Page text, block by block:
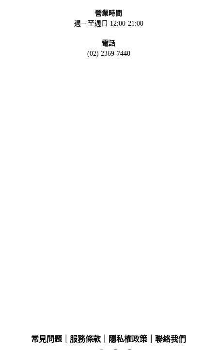
營業時間
週一至週日 12:00-21:00
電話
(02) 2369-7440
常見問題 服務條款 隱私權政策 聯絡我們